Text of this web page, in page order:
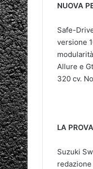
NUOVA
Safe-
versione
Allure e
320 cv.
LA
Suzuki